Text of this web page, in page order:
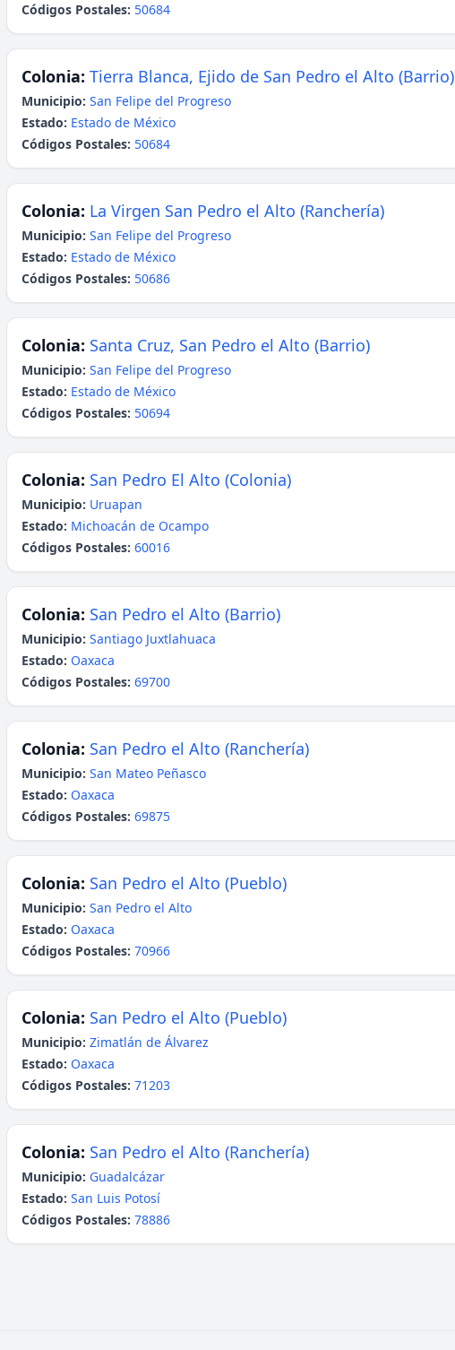
Códigos Postales: 50684
Colonia: Tierra Blanca, Ejido de San Pedro el Alto (Barrio)
Municipio: San Felipe del Progreso
Estado: Estado de México
Códigos Postales: 50684
Colonia: La Virgen San Pedro el Alto (Ranchería)
Municipio: San Felipe del Progreso
Estado: Estado de México
Códigos Postales: 50686
Colonia: Santa Cruz, San Pedro el Alto (Barrio)
Municipio: San Felipe del Progreso
Estado: Estado de México
Códigos Postales: 50694
Colonia: San Pedro El Alto (Colonia)
Municipio: Uruapan
Estado: Michoacán de Ocampo
Códigos Postales: 60016
Colonia: San Pedro el Alto (Barrio)
Municipio: Santiago Juxtlahuaca
Estado: Oaxaca
Códigos Postales: 69700
Colonia: San Pedro el Alto (Ranchería)
Municipio: San Mateo Peñasco
Estado: Oaxaca
Códigos Postales: 69875
Colonia: San Pedro el Alto (Pueblo)
Municipio: San Pedro el Alto
Estado: Oaxaca
Códigos Postales: 70966
Colonia: San Pedro el Alto (Pueblo)
Municipio: Zimatlán de Álvarez
Estado: Oaxaca
Códigos Postales: 71203
Colonia: San Pedro el Alto (Ranchería)
Municipio: Guadalcázar
Estado: San Luis Potosí
Códigos Postales: 78886